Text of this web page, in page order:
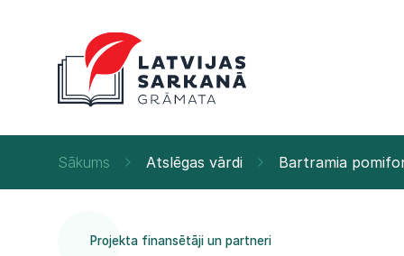
Sākums Atslēgas vārdi Bartramia
Projekta finansētāji un partneri